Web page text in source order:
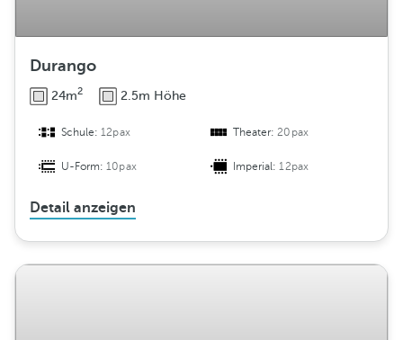
Durango
24m2 2.5m Höhe
Schule:12pax Theater:20pax
U-Form:10pax Imperial:12pax
Detail anzeigen